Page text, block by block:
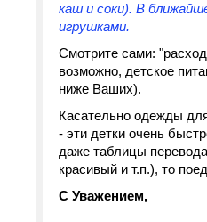
каш и соки). В
игрушками.
Смотрите сами:
возможно, детское
ниже Ваших).
Касательно одежды
- эти детки очень
даже таблицы
красивый и т.п.), то
С Уважением,